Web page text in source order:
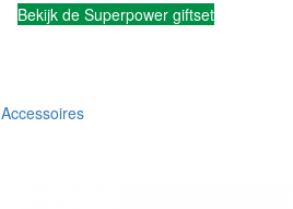
Bekijk de Superpower giftset
Accessoires